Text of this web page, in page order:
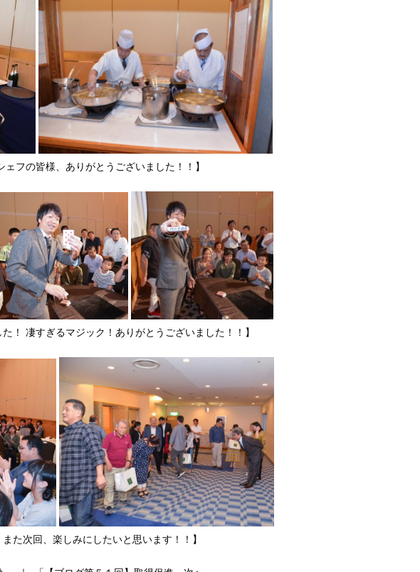
皆様、ありがとうございました！！】
凄すぎるマジック！ありがとうございました！！】
回、楽しみにしたいと思います！！】